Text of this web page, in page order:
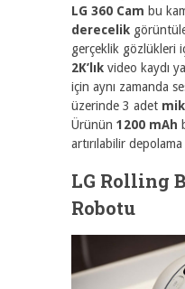
LG 360 Cam bu
derecelik
gerçeklik gözlükleri
2K’lık video kaydı
için aynı zamanda
üzerinde 3 adet
Ürünün 1200 mAh
artırılabilir
LG Rolling
Robotu